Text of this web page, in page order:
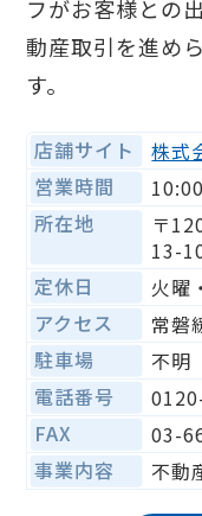
フがお客様との
動産取引を進め
す。
店舗サイト
株式
営業時間
所在地
〒
13-
定休日
火曜
アクセス
常磐
駐車場
不明
電話番号
FAX
03-
事業内容
不動